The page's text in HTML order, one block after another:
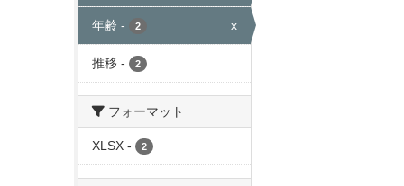
年齢 - 2 x
推移 - 2
フォーマット
XLSX - 2